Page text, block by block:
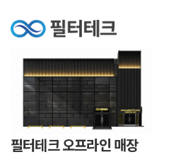
필터테크 오프라인 매장